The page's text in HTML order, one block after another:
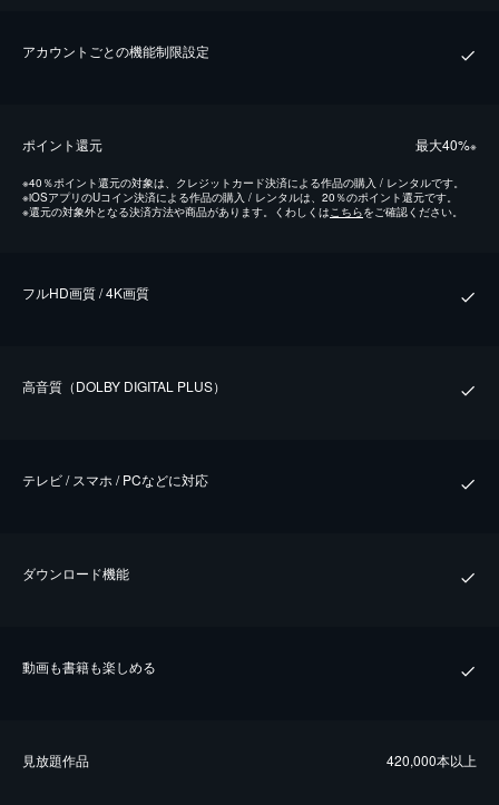
アカウントごとの機能制限設定
ポイント還元 最⼤40%※
※40％ポイント還元の対象は、クレジットカード決済による作品の購入 / レンタルです。
※iOSアプリのUコイン決済による作品の購入 / レンタルは、20％のポイント還元です。
※還元の対象外となる決済方法や商品があります。くわしくはこちらをご確認ください。
フルHD画質 / 4K画質
⾼⾳質（DOLBY DIGITAL PLUS）
テレビ / スマホ / PCなどに対応
ダウンロード機能
動画も書籍も楽しめる
⾒放題作品 420,000本以上